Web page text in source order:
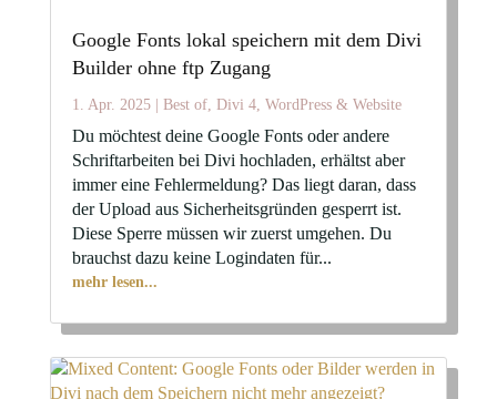
Google Fonts lokal speichern mit dem Divi
Builder ohne ftp Zugang
1. Apr. 2025| Best of, Divi 4, WordPress & Website
Du möchtest deine Google Fonts oder andere
Schriftarbeiten bei Divi hochladen, erhältst aber
immer eine Fehlermeldung? Das liegt daran, dass
der Upload aus Sicherheitsgründen gesperrt ist.
Diese Sperre müssen wir zuerst umgehen. Du
brauchst dazu keine Logindaten für...
mehr lesen...